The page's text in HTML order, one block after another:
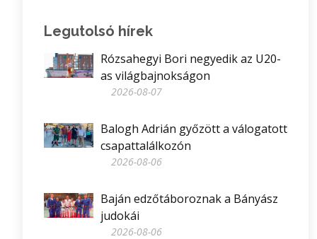
Legutolsó hírek
Rózsahegyi Bori negyedik az U20-
as világbajnokságon
2026-08-07
Balogh Adrián győzött a válogatott
csapattalálkozón
2026-08-06
Baján edzőtáboroznak a Bányász
judokái
2026-08-06